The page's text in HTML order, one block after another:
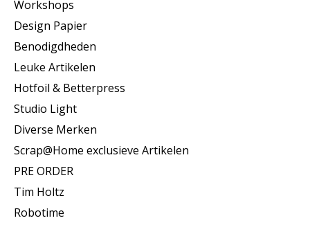
Workshops
Design Papier
Benodigdheden
Leuke Artikelen
Hotfoil & Betterpress
Studio Light
Diverse Merken
Scrap@Home exclusieve Artikelen
PRE ORDER
Tim Holtz
Robotime